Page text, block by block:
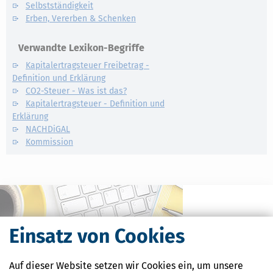
Einsatz von Cookies
Auf dieser Website setzen wir Cookies ein, um unsere
Selbstständigkeit
Erben, Vererben & Schenken
Verwandte Lexikon-Begriffe
Kapitalertragsteuer Freibetrag -
Definition und Erklärung
CO2-Steuer - Was ist das?
Kapitalertragsteuer - Definition und
Erklärung
NACHDiGAL
Kommission